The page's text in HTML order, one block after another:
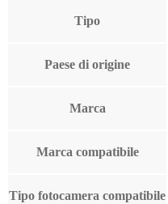
Tipo
Paese di origine
Marca
Marca compatibile
Tipo fotocamera compatibile